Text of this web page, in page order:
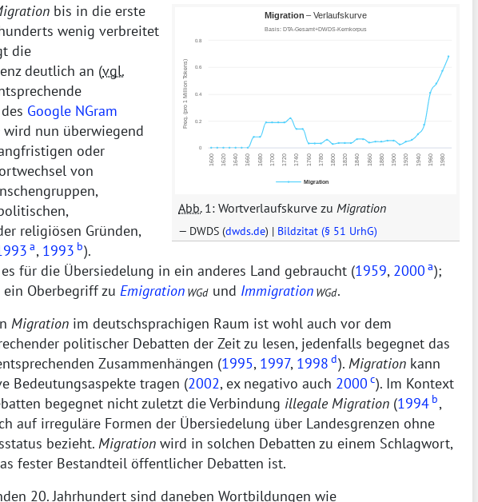
Abb.1: Wortverlaufskurve zu Migration
DWDS (dwds.de) | Bildzitat (§ 51 UrhG)
bis in die erste
wenig verbreitet
die
deutlich an (vgl.
Google NGram
wird nun überwiegend
oder
von
religiösen Gründen,
a, 1993 b).
für die Übersiedelung in ein anderes Land gebraucht (1959, 2000 a);
Oberbegriff zu Emigration WGd und Immigration WGd.
Migration im deutschsprachigen Raum ist wohl auch vor dem
politischer Debatten der Zeit zu lesen, jedenfalls begegnet das
Zusammenhängen (1995, 1997, 1998 d). Migration kann
Bedeutungsaspekte tragen (2002, ex negativo auch 2000 c). Im Kontext
begegnet nicht zuletzt die Verbindung illegale Migration (1994 b,
auf irreguläre Formen der Übersiedelung über Landesgrenzen ohne
bezieht. Migration wird in solchen Debatten zu einem Schlagwort,
fester Bestandteil öffentlicher Debatten ist.
20. Jahrhundert sind daneben Wortbildungen wie